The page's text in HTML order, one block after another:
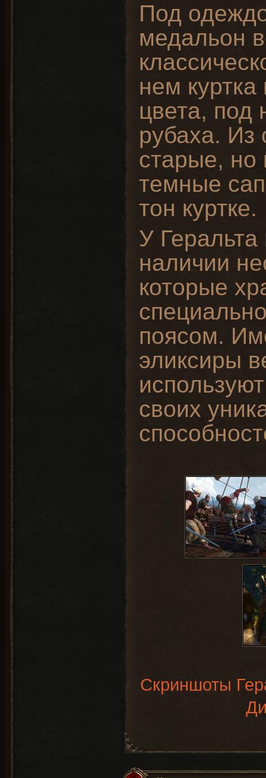
Под
медальон
нем куртка
цвета, под
рубаха. Из
старые, но
темные
тон куртке.
У Геральта
наличии
которые
поясом.
эликсиры
своих
Скриншоты